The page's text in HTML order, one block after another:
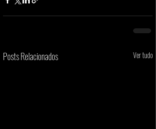
Posts Relacionados Ver tudo